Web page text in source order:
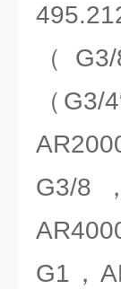
（
（
G3/8
G1，